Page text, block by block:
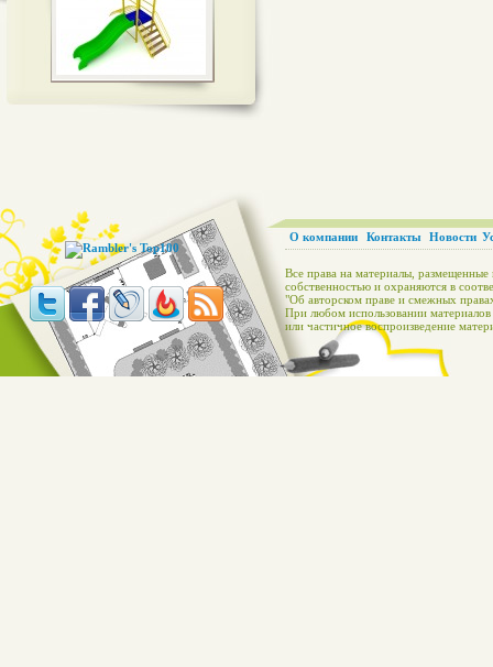
О компании Контакты Новости
Все права на материалы, размещенные
собственностью и охраняются в
"Об авторском праве и смежных
При любом использовании
или частичное воспроизведение